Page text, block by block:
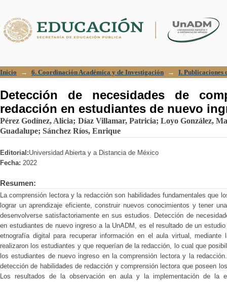
nuevo ingreso a la UnADM
Inicio → 6. Coordinación Académica y de Investigación → I. Publicaciones
Detección de necesidades de
redacción en estudiantes de nuevo
Pérez Godínez, Alicia; Díaz Villamar, Patricia;Loyo González,
Guadalupe; Sánchez Ríos, Enrique
Editorial:Universidad Abierta y a Distancia de México
Fecha: 2022
Resumen:
La comprensión lectora y la redacción son habilidades fundamentales que
lograr un aprendizaje eficiente, construir nuevos conocimientos y tener
desenvolverse satisfactoriamente en sus estudios. Detección de
en estudiantes de nuevo ingreso a la UnADM, es el resultado de un
etnografía digital para recuperar información en el aula virtual,
realizaron los estudiantes y que requerían de la redacción, lo cual que
los estudiantes de nuevo ingreso en la comprensión lectora y la
detección de habilidades de redacción y comprensión lectora que poseen
Los resultados de la observación en aula y la implementación de la